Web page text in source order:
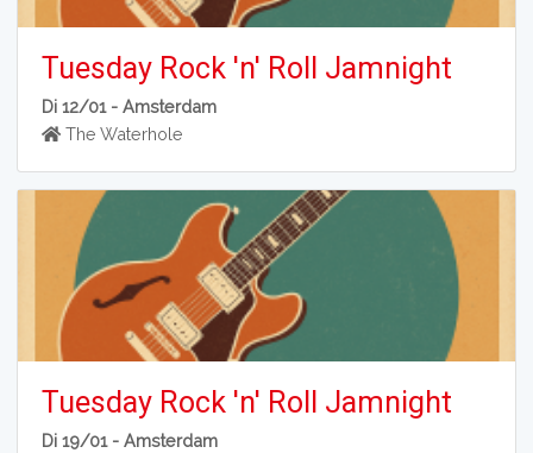
Tuesday Rock 'n' Roll Jamnight
Di 12/01 -Amsterdam
The Waterhole
Tuesday Rock 'n' Roll Jamnight
Di 19/01 -Amsterdam